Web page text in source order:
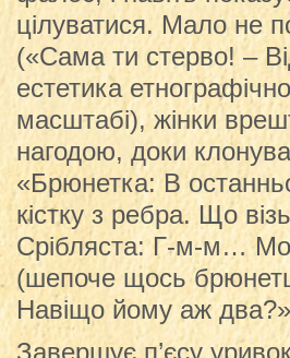
цілуватися. Мало не
(«Сама ти стерво! –
естетика
масштабі), жінки
нагодою, доки
«Брюнетка: В
кістку з ребра. Що
Срібляста: Г-м-м…
(шепоче щось
Навіщо йому аж два?»